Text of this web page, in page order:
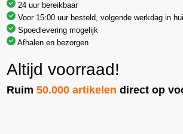
24 uur bereikbaar
Voor 15:00 uur besteld, volgende werkdag in
Spoedlevering mogelijk
Afhalen en bezorgen
Altijd voorraad!
Ruim50.000 artikelen direct op